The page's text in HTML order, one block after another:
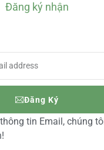
Đăng ký nhận
Đăng Ký
tin Email, chúng